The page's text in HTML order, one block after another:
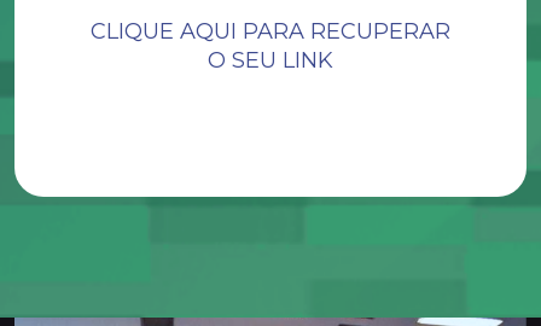
CLIQUE AQUI PARA RECUPERAR
O SEU LINK